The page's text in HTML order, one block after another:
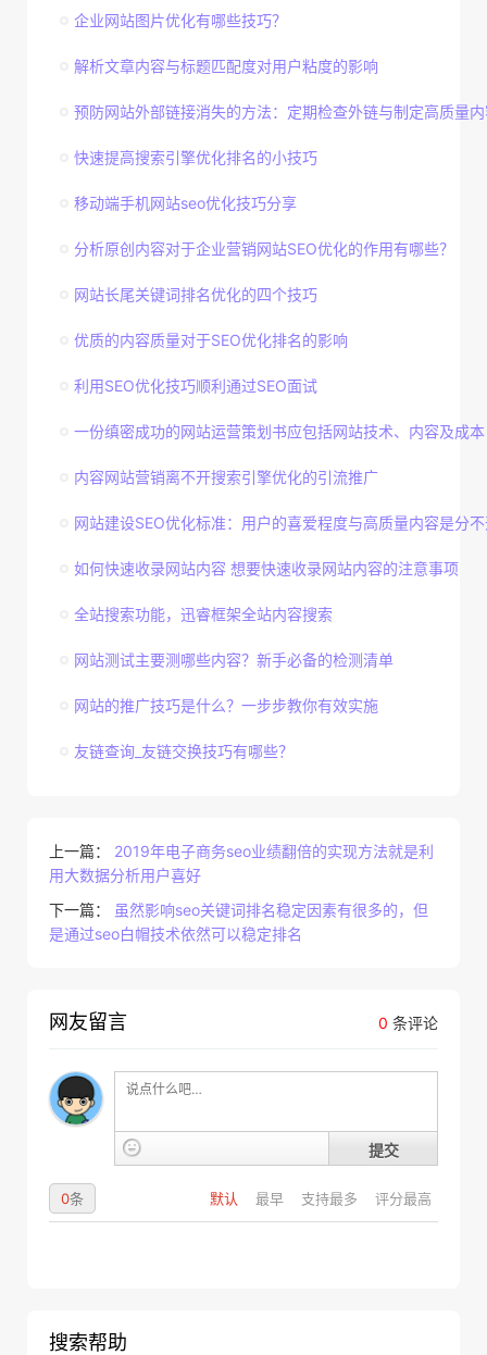
企业网站图片优化有哪些技巧？
解析文章内容与标题匹配度对用户粘度的影响
预防网站外部链接消失的方法：定期检查外链与制定高质量
快速提高搜索引擎优化排名的小技巧
移动端手机网站seo优化技巧分享
分析原创内容对于企业营销网站SEO优化的作用有哪些？
网站长尾关键词排名优化的四个技巧
优质的内容质量对于SEO优化排名的影响
利用SEO优化技巧顺利通过SEO面试
一份缜密成功的网站运营策划书应包括网站技术、内容及成本
内容网站营销离不开搜索引擎优化的引流推广
网站建设SEO优化标准：用户的喜爱程度与高质量内容是分
如何快速收录网站内容 想要快速收录网站内容的注意事项
全站搜索功能，迅睿框架全站内容搜索
网站测试主要测哪些内容？新手必备的检测清单
网站的推广技巧是什么？一步步教你有效实施
友链查询_友链交换技巧有哪些？
上一篇： 2019年电子商务seo业绩翻倍的实现方法就是利
用大数据分析用户喜好
下一篇：
虽然影响seo关键词排名稳定因素有很多的，但
是通过seo白帽技术依然可以稳定排名
0 条评论
网友留言
提交
默认 最早 支持最多 评分最高
0条
搜索帮助